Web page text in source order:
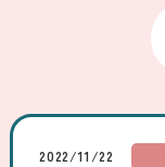
2022/11/22